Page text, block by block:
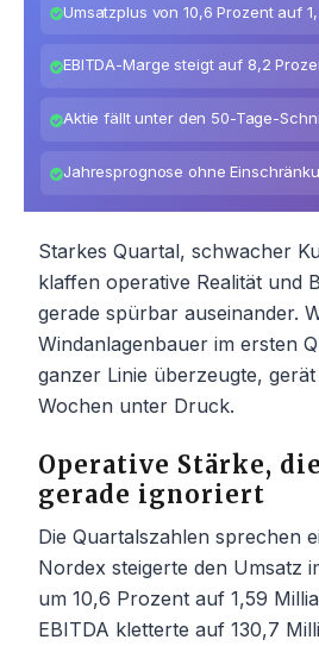
Umsatzplus von 10,6 Prozent auf
EBITDA-Marge steigt auf 8,2
Aktie fällt unter den 50-Tage-
Jahresprognose ohne
Starkes Quartal, schwacher
klaffen operative Realität und
gerade spürbar auseinander.
Windanlagenbauer im ersten
ganzer Linie überzeugte,
Wochen unter Druck.
Operative Stärke,
gerade ignoriert
Die Quartalszahlen sprechen
Nordex steigerte den Umsatz
um 10,6 Prozent auf 1,59
EBITDA kletterte auf 130,7